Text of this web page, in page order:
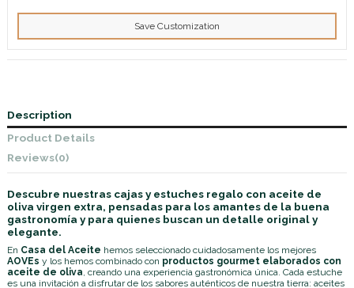
Save Customization
Description
Product Details
Reviews(0)
Descubre nuestras cajas y estuches regalo con aceite de
oliva virgen extra, pensadas para los amantes de la buena
gastronomía y para quienes buscan un detalle original y
elegante.
En Casa del Aceite hemos seleccionado cuidadosamente los mejores
AOVEs y los hemos combinado con productos gourmet elaborados con
aceite de oliva, creando una experiencia gastronómica única. Cada estuche
es una invitación a disfrutar de los sabores auténticos de nuestra tierra: aceites